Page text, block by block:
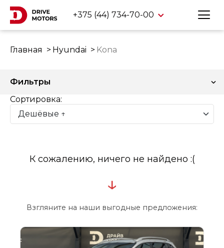
+375 (44) 734-70-00
Главная Hyundai Kona
Фильтры
Сортировка:
К сожалению, ничего не найдено :(
↓
Взгляните на наши выгодные предложения: